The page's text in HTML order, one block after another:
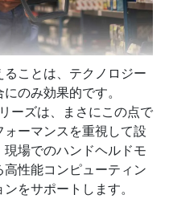
ことは、テクノロジー
のみ効果的です。
ーズは、まさにこの点で
ーマンスを重視して設
場でのハンドヘルドモ
性能コンピューティン
をサポートします。